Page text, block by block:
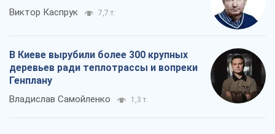
Виктор Каспрук 7,7 т.
В Киеве вырубили более 300 крупных
деревьев ради теплотрассы и вопреки
Генплану
Владислав Самойленко 1,3 т.